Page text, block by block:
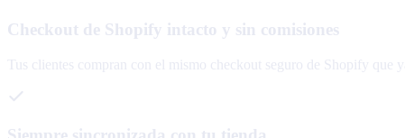
Checkout de Shopify intacto y sin comisiones
Tus clientes compran con el mismo checkout seguro de Shopify que